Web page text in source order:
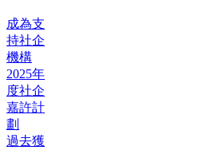
成為支
持社企
機構
2025年
度社企
嘉許計
劃
過去獲